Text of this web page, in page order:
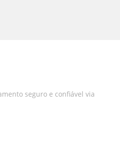
seguro e confiável via